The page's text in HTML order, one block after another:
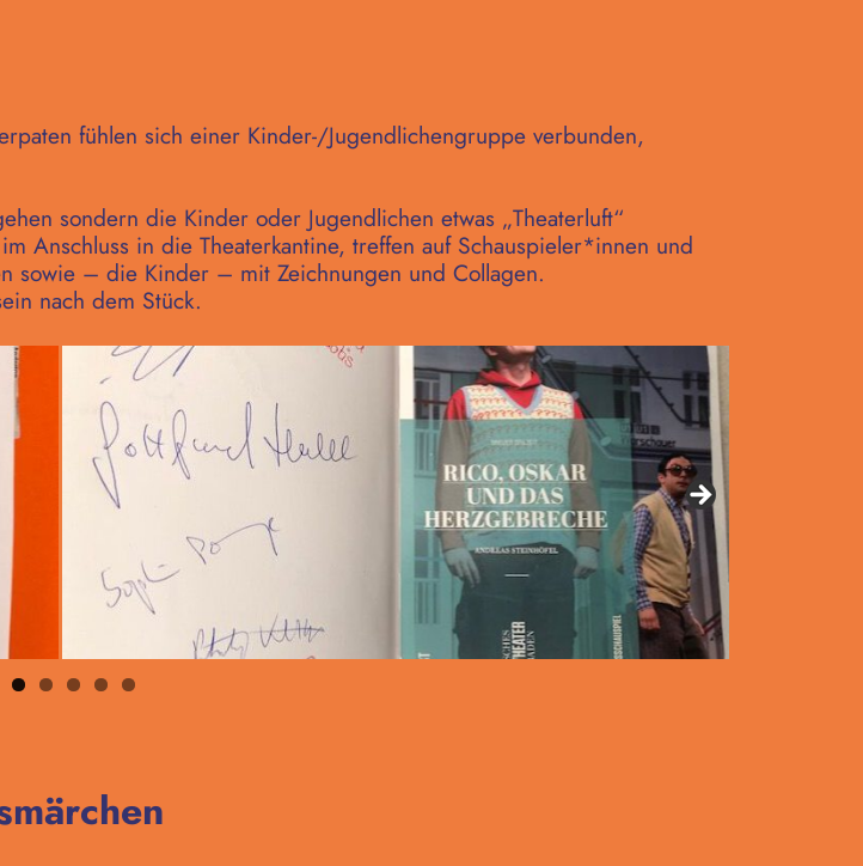
fühlen sich einer Kinder-/Jugendlichengruppe verbunden,
sondern die Kinder oder Jugendlichen etwas „Theaterluft“
Anschluss in die Theaterkantine, treffen auf Schauspieler*innen und
sowie – die Kinder – mit Zeichnungen und Collagen.
nach dem Stück.